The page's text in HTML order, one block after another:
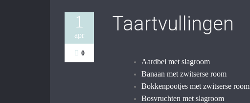
1
apr
0
Taartvullingen
Aardbei met slagroom
Banaan met zwitserse room
Bokkenpootjes met zwitserse room
Bosvruchten met slagroom